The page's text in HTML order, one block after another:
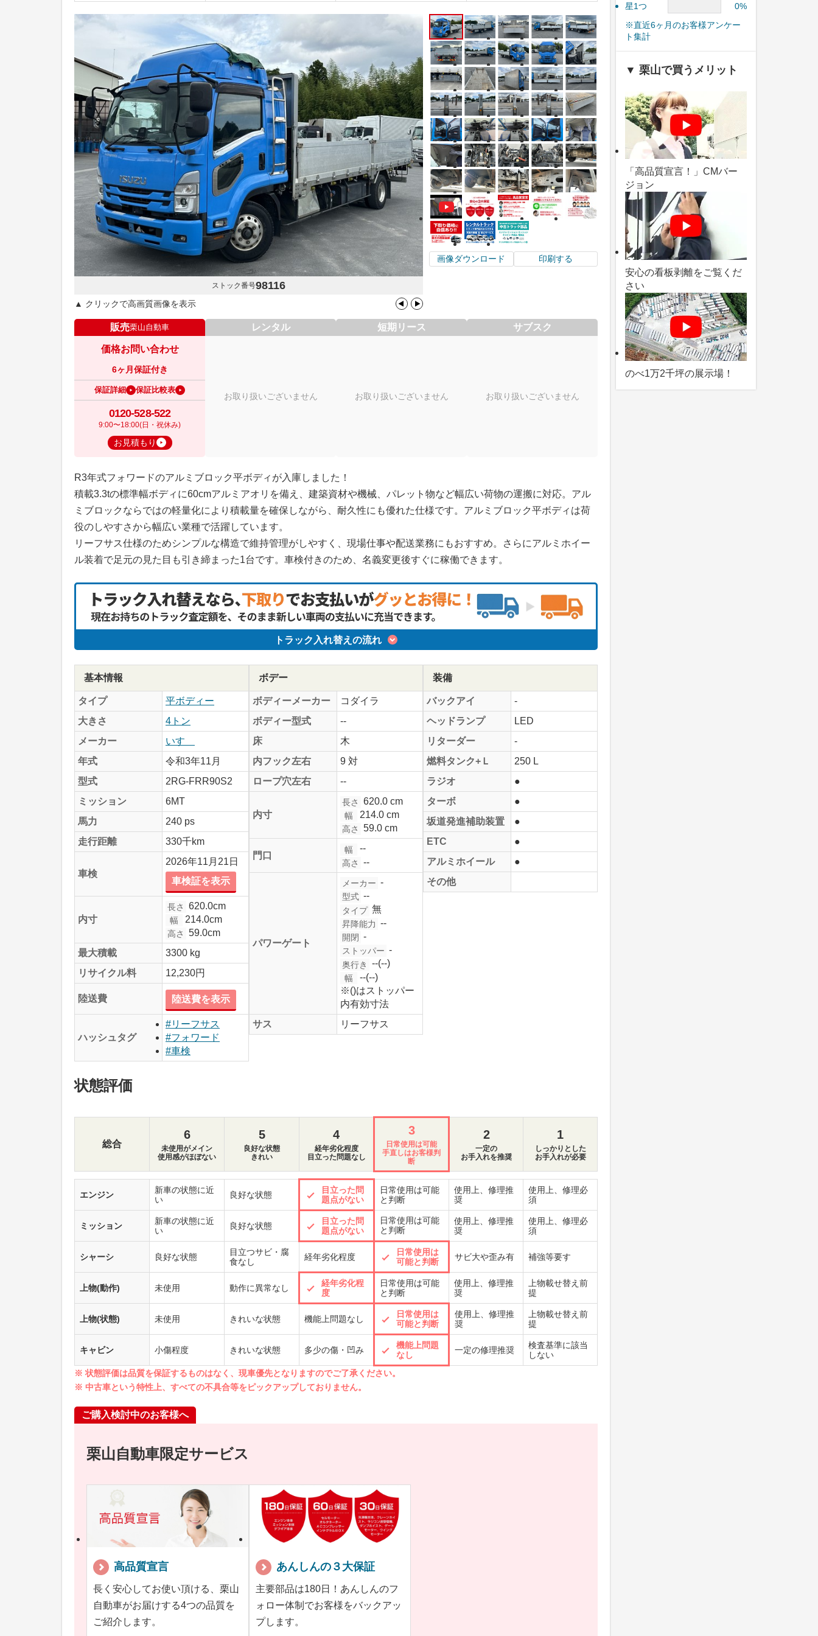
ストック番号98116
▲ クリックで高画質画像を表示
画像ダウンロード 印刷する
販売栗山自動車
価格お問い合わせ
6ヶ月保証付き
保証詳細 保証比較表
0120-528-522
9:00〜18:00(日・祝休み)
お見積もり
レンタル
お取り扱いございません
短期リース
お取り扱いございません
サブスク
お取り扱いございません
R3年式フォワードのアルミブロック平ボディが入庫しました！
積載3.3tの標準幅ボディに60cmアルミアオリを備え、建築資材や機械、パレット物など幅広い荷物の運搬に対応。アル
ミブロックならではの軽量化により積載量を確保しながら、耐久性にも優れた仕様です。アルミブロック平ボディは荷
役のしやすさから幅広い業種で活躍しています。
リーフサス仕様のためシンプルな構造で維持管理がしやすく、現場仕事や配送業務にもおすすめ。さらにアルミホイー
ル装着で足元の見た目も引き締まった1台です。車検付きのため、名義変更後すぐに稼働できます。
トラック入れ替えの流れ
基本情報
タイプ
平ボディー
大きさ
4トン
メーカー
いすゞ
年式
令和3年11月
型式
2RG-FRR90S2
ミッション
6MT
馬力
240 ps
走行距離
330千km
車検
2026年11月21日
車検証を表示
内寸
長さ 620.0cm
幅 214.0cm
高さ
59.0cm
最大積載
3300 kg
リサイクル料
12,230円
陸送費 陸送費を表示
ハッシュタグ
#リーフサス
#フォワード
#車検
ボデー
ボディーメーカー
コダイラ
ボディー型式
--
床
木
内フック左右
9 対
ロープ穴左右
--
内寸
長さ 620.0 cm
幅 214.0 cm
高さ 59.0 cm
門口
幅 --
高さ --
パワーゲート
メーカー -
型式 --
タイプ 無
昇降能力 --
開閉 -
ストッパー -
奥行き --(--)
幅
--(--)
※()はストッパー
内有効寸法
サス
リーフサス
装備
バックアイ
-
ヘッドランプ
LED
リターダー
-
燃料タンク+Ｌ
250 L
ラジオ
●
ターボ
●
坂道発進補助装置
●
ETC
●
アルミホイール
●
その他
状態評価
総合
6
未使用がメイン
使用感がほぼない
5
良好な状態
きれい
4
経年劣化程度
目立った問題なし
3
日常使用は可能
手直しはお客様判
断
2
一定の
お手入れを推奨
1
しっかりとした
お手入れが必要
エンジン
新車の状態に近
い
良好な状態
目立った問
題点がない
日常使用は可能
と判断
使用上、修理推
奨
使用上、修理必
須
ミッション
新車の状態に近
い
良好な状態
目立った問
題点がない
日常使用は可能
と判断
使用上、修理推
奨
使用上、修理必
須
シャーシ 良好な状態
目立つサビ・腐
食なし
経年劣化程度
日常使用は
可能と判断
サビ大や歪み有 補強等要す
上物(動作) 未使用 動作に異常なし
経年劣化程
度
日常使用は可能
と判断
使用上、修理推
奨
上物載せ替え前
提
上物(状態) 未使用 きれいな状態 機能上問題なし
日常使用は
可能と判断
使用上、修理推
奨
上物載せ替え前
提
キャビン 小傷程度 きれいな状態 多少の傷・凹み
機能上問題
なし
一定の修理推奨
検査基準に該当
しない
※ 状態評価は品質を保証するものはなく、現車優先となりますのでご了承ください。
※ 中古車という特性上、すべての不具合等をピックアップしておりません。
ご購入検討中のお客様へ
栗山自動車限定サービス
高品質宣言
長く安心してお使い頂ける、栗山
自動車がお届けする4つの品質を
ご紹介します。
あんしんの３大保証
主要部品は180日！あんしんのフ
ォロー体制でお客様をバックアッ
プします。
星1つ
0%
※直近6ヶ月のお客様アンケー
ト集計
▼ 栗山で買うメリット
「高品質宣言！」CMバー
ジョン
安心の看板剥離をご覧くだ
さい
のべ1万2千坪の展示場！